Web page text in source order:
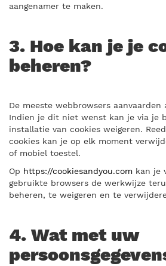
aangenamer te maken.
3. Hoe kan je je
beheren?
De meeste webbrowsers aanvaarden
Indien je dit niet wenst kan je via je
installatie van cookies weigeren.
cookies kan je op elk moment
of mobiel toestel.
Op https://cookiesandyou.com kan je
gebruikte browsers de werkwijze
beheren, te weigeren en te
4. Wat met uw